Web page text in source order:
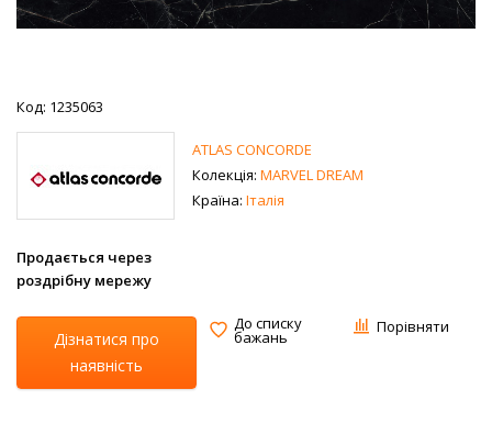
Код: 1235063
ATLAS CONCORDE
Колекція: MARVEL DREAM
Країна: Італія
Продається через
роздрібну мережу
Дізнатися про
наявність
До списку
бажань
Порівняти